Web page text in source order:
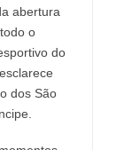
abertura
o
do
dos São